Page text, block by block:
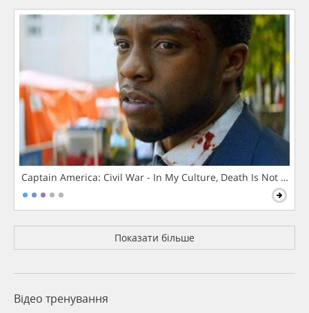
Captain America: Civil War - In My Culture, Death Is Not The
Показати більше
Відео тренування